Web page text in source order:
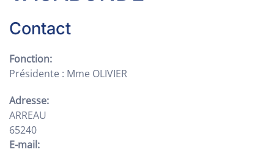
Contact
Fonction:
Présidente : Mme OLIVIER
Adresse:
ARREAU
65240
E-mail: